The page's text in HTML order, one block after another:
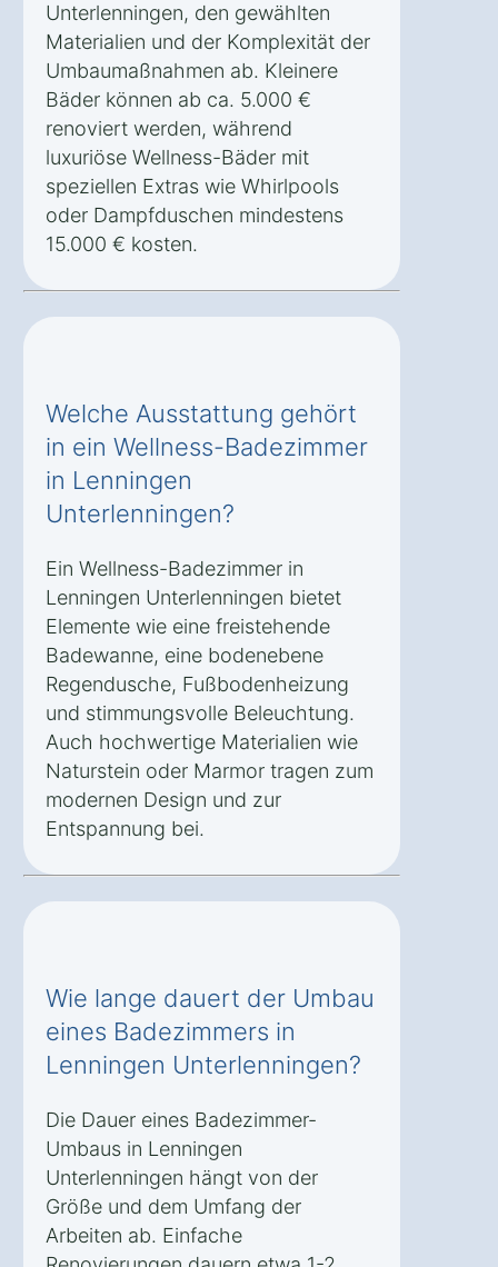
Unterlenningen, den gewählten
Materialien und der Komplexität der
Umbaumaßnahmen ab. Kleinere
Bäder können ab ca. 5.000 €
renoviert werden, während
luxuriöse Wellness-Bäder mit
speziellen Extras wie Whirlpools
oder Dampfduschen mindestens
15.000 € kosten.
Welche Ausstattung gehört
in ein Wellness-Badezimmer
in Lenningen
Unterlenningen?
Ein Wellness-Badezimmer in
Lenningen Unterlenningen bietet
Elemente wie eine freistehende
Badewanne, eine bodenebene
Regendusche, Fußbodenheizung
und stimmungsvolle Beleuchtung.
Auch hochwertige Materialien wie
Naturstein oder Marmor tragen zum
modernen Design und zur
Entspannung bei.
Wie lange dauert der Umbau
eines Badezimmers in
Lenningen Unterlenningen?
Die Dauer eines Badezimmer-
Umbaus in Lenningen
Unterlenningen hängt von der
Größe und dem Umfang der
Arbeiten ab. Einfache